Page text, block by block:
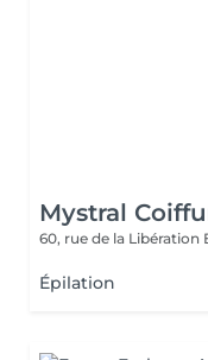
Mystral
60, rue de la Libération
Épilation